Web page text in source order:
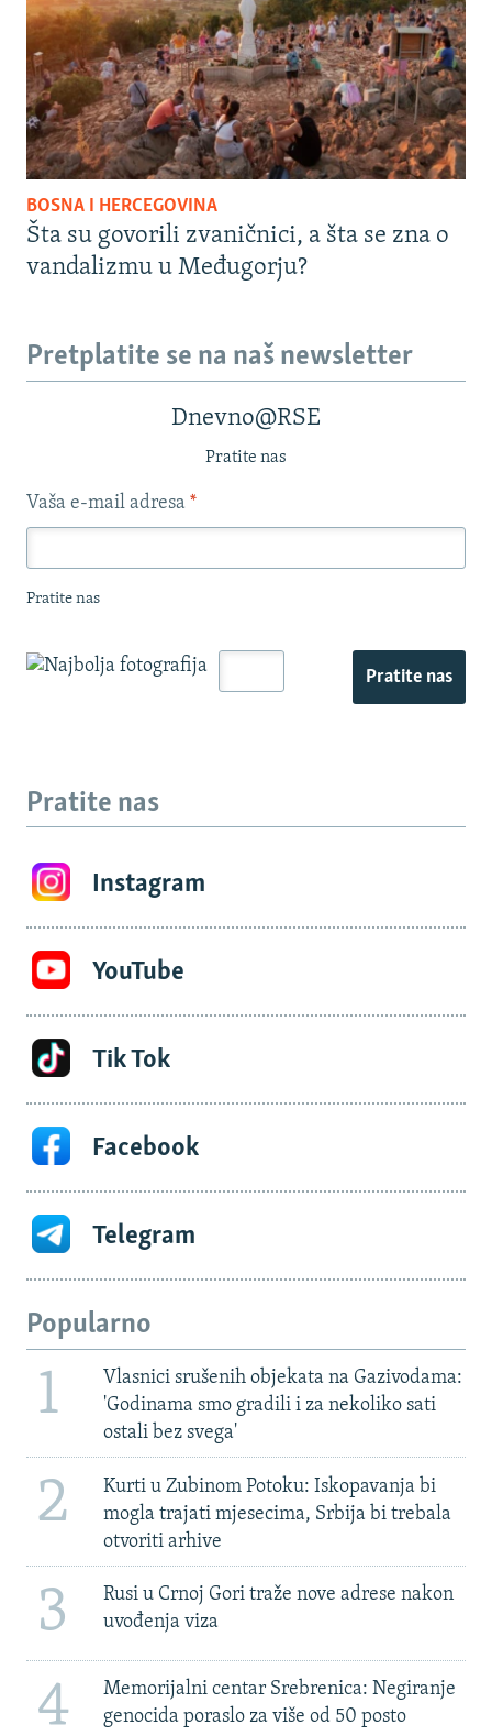
BOSNA I HERCEGOVINA
Šta su govorili zvaničnici, a šta se zna o
vandalizmu u Međugorju?
Pretplatite se na naš newsletter
Dnevno@RSE
Pratite nas
Vaša e-mail adresa *
Pratite nas
Pratite nas
Pratite nas
Instagram
YouTube
Tik Tok
Facebook
Telegram
Popularno
1
Vlasnici srušenih objekata na Gazivodama:
'Godinama smo gradili i za nekoliko sati
ostali bez svega'
2
Kurti u Zubinom Potoku: Iskopavanja bi
mogla trajati mjesecima, Srbija bi trebala
otvoriti arhive
3
Rusi u Crnoj Gori traže nove adrese nakon
uvođenja viza
4
Memorijalni centar Srebrenica: Negiranje
genocida poraslo za više od 50 posto